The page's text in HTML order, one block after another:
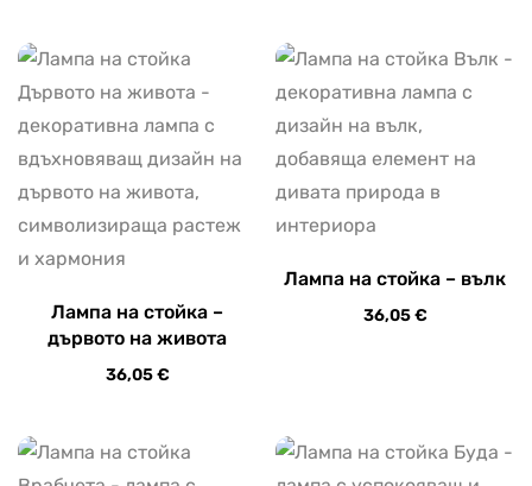
Лампа на стойка –
дървото на живота
36,05€
Лампа на стойка – вълк
36,05€